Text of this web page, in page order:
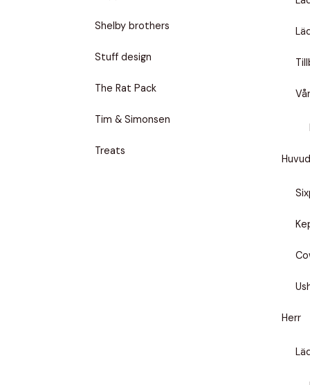
Shelby brothers
Stuff design
The Rat Pack
Tim & Simonsen
Treats
Herr